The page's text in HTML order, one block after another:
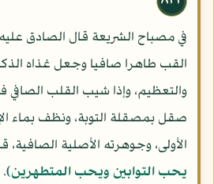
في مصباح الشريعة قال الصادق
القب طاهرا صافيا وجعل غذاه
والتعظيم، وإذا شيب القلب الصافي
صقل بمصقلة التوبة، ونظف بماء
الأولى، وجوهرته الأصلية الصافية،
يحب التوابين ويحب المتطهرين).